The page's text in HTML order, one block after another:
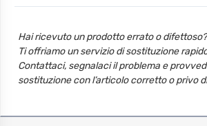
Hai ricevuto un prodotto errato o
Ti offriamo un servizio di sostituzione
Contattaci, segnalaci il problema e
sostituzione con l’articolo corretto o privo